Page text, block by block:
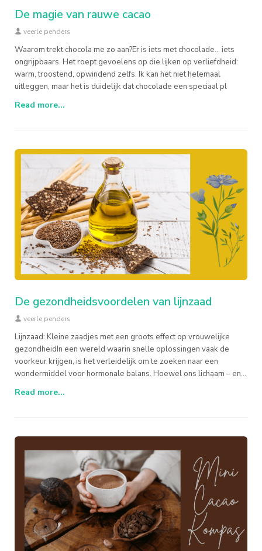
De magie van rauwe cacao
veerle penders
Waarom trekt chocola me zo aan?Er is iets met chocolade... iets
ongrijpbaars. Het roept gevoelens op die lijken op verliefdheid:
warm, troostend, opwindend zelfs. Ik kan het niet helemaal
uitleggen, maar het is duidelijk dat chocolade een speciaal pl
Read more...
De gezondheidsvoordelen van lijnzaad
veerle penders
Lijnzaad: Kleine zaadjes met een groots effect op vrouwelijke
gezondheidIn een wereld waarin snelle oplossingen vaak de
voorkeur krijgen, is het verleidelijk om te zoeken naar een
wondermiddel voor hormonale balans. Hoewel ons lichaam – en
Read more...